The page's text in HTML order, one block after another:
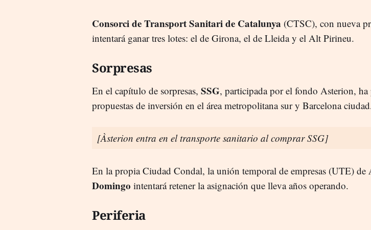
Consorci de Transport Sanitari de Catalunya (CTSC), con nueva
intentará ganar tres lotes: el de Girona, el de Lleida y el Alt Pirineu.
Sorpresas
En el capítulo de sorpresas, SSG, participada por el fondo Asterion, ha
propuestas de inversión en el área metropolitana sur y Barcelona
[Àsterion entra en el transporte sanitario al comprar SSG]
En la propia Ciudad Condal, la unión temporal de empresas (UTE) de
Domingo intentará retener la asignación que lleva años operando.
Periferia